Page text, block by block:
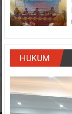
HUKUM